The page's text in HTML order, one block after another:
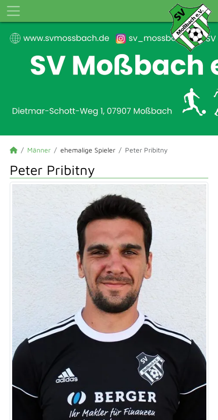
Männer ehemalige Spieler Peter Pribitny
Peter Pribitny